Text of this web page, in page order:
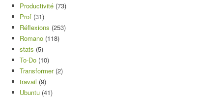
Productivité (73)
Prof (31)
Réflexions (253)
Romano (118)
stats (5)
To-Do (10)
Transformer(2)
travail (9)
Ubuntu (41)